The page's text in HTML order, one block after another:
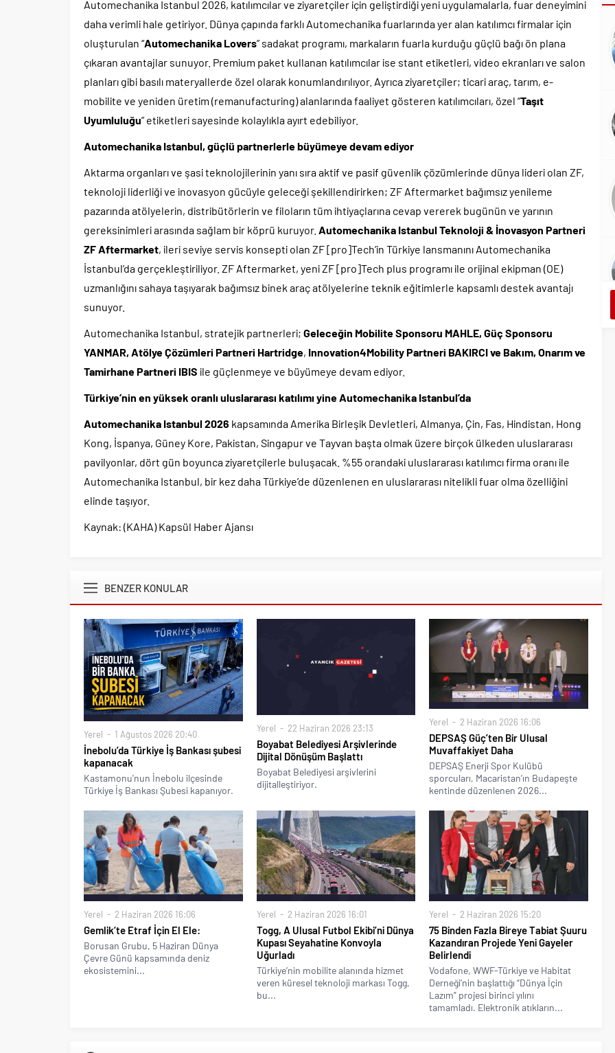
Automechanika Istanbul 2026, katılımcılar ve ziyaretçiler için geliştirdiği yeni uygulamalarla, fuar deneyimini
daha verimli hale getiriyor. Dünya çapında farklı Automechanika fuarlarında yer alan katılımcı firmalar için
oluşturulan “Automechanika Lovers” sadakat programı, markaların fuarla kurduğu güçlü bağı ön plana
çıkaran avantajlar sunuyor. Premium paket kullanan katılımcılar ise stant etiketleri, video ekranları ve salon
planları gibi basılı materyallerde özel olarak konumlandırılıyor. Ayrıca ziyaretçiler; ticari araç, tarım, e-
mobilite ve yeniden üretim (remanufacturing) alanlarında faaliyet gösteren katılımcıları, özel “Taşıt
Uyumluluğu” etiketleri sayesinde kolaylıkla ayırt edebiliyor.
Automechanika Istanbul, güçlü partnerlerle büyümeye devam ediyor
Aktarma organları ve şasi teknolojilerinin yanı sıra aktif ve pasif güvenlik çözümlerinde dünya lideri olan ZF,
teknoloji liderliği ve inovasyon gücüyle geleceği şekillendirirken; ZF Aftermarket bağımsız yenileme
pazarında atölyelerin, distribütörlerin ve filoların tüm ihtiyaçlarına cevap vererek bugünün ve yarının
gereksinimleri arasında sağlam bir köprü kuruyor. Automechanika Istanbul Teknoloji & İnovasyon Partneri
ZF Aftermarket, ileri seviye servis konsepti olan ZF [pro]Tech’in Türkiye lansmanını Automechanika
İstanbul’da gerçekleştiriliyor. ZF Aftermarket, yeni ZF [pro]Tech plus programı ile orijinal ekipman (OE)
uzmanlığını sahaya taşıyarak bağımsız binek araç atölyelerine teknik eğitimlerle kapsamlı destek avantajı
sunuyor.
Automechanika Istanbul, stratejik partnerleri; Geleceğin Mobilite Sponsoru MAHLE, Güç Sponsoru
YANMAR, Atölye Çözümleri Partneri Hartridge, Innovation4Mobility Partneri BAKIRCI ve Bakım, Onarım ve
Tamirhane Partneri IBIS ile güçlenmeye ve büyümeye devam ediyor.
Türkiye’nin en yüksek oranlı uluslararası katılımı yine Automechanika Istanbul’da
Automechanika Istanbul 2026 kapsamında Amerika Birleşik Devletleri, Almanya, Çin, Fas, Hindistan, Hong
Kong, İspanya, Güney Kore, Pakistan, Singapur ve Tayvan başta olmak üzere birçok ülkeden uluslararası
pavilyonlar, dört gün boyunca ziyaretçilerle buluşacak. %55 orandaki uluslararası katılımcı firma oranı ile
Automechanika Istanbul, bir kez daha Türkiye’de düzenlenen en uluslararası nitelikli fuar olma özelliğini
elinde taşıyor.
Kaynak: (KAHA) Kapsül Haber Ajansı
BENZER KONULAR
Yerel 1 Ağustos 2026 20:40
İnebolu’da Türkiye İş Bankası şubesi
kapanacak
Kastamonu'nun İnebolu ilçesinde
Türkiye İş Bankası Şubesi kapanıyor.
Yerel 22 Haziran 2026 23:13
Boyabat Belediyesi Arşivlerinde
Dijital Dönüşüm Başlattı
Boyabat Belediyesi arşivlerini
dijitalleştiriyor.
Yerel 2 Haziran 2026 16:06
DEPSAŞ Güç’ten Bir Ulusal
Muvaffakiyet Daha
DEPSAŞ Enerji Spor Kulübü
sporcuları, Macaristan’ın Budapeşte
kentinde düzenlenen 2026...
Yerel 2 Haziran 2026 16:06
Gemlik’te Etraf İçin El Ele:
Borusan Grubu, 5 Haziran Dünya
Çevre Günü kapsamında deniz
ekosistemini...
Yerel 2 Haziran 2026 16:01
Togg, A Ulusal Futbol Ekibi’ni Dünya
Kupası Seyahatine Konvoyla
Uğurladı
Türkiye’nin mobilite alanında hizmet
veren küresel teknoloji markası Togg,
bu...
Yerel 2 Haziran 2026 15:20
75 Binden Fazla Bireye Tabiat Şuuru
Kazandıran Projede Yeni Gayeler
Belirlendi
Vodafone, WWF-Türkiye ve Habitat
Derneği’nin başlattığı “Dünya İçin
Lazım” projesi birinci yılını
tamamladı. Elektronik atıkların...